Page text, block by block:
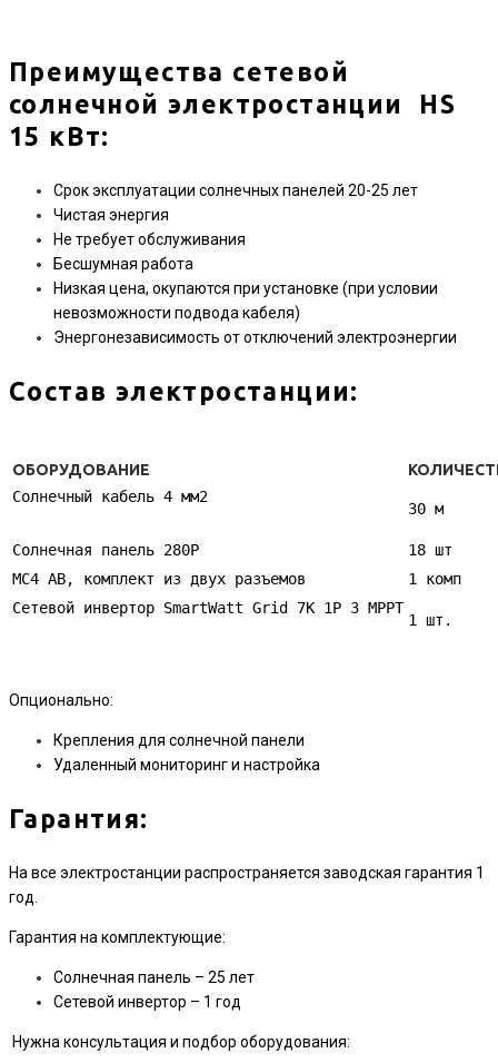
Преимущества сетевой
солнечной электростанции HS
15 кВт:
Срок эксплуатации солнечных панелей 20-25 лет
Чистая энергия
Не требует обслуживания
Бесшумная работа
Низкая цена, окупаются при установке (при условии
невозможности подвода кабеля)
Энергонезависимость от отключений электроэнергии
Состав электростанции:
ОБОРУДОВАНИЕ
Солнечный кабель 4 мм2
30 м
Солнечная панель 280P
18 шт
MC4 AB, комплект из двух разъемов
1 комп
Сетевой инвертор SmartWatt Grid 7K 1P 3 MPPT
1 шт.
Опционально:
Крепления для солнечной панели
Удаленный мониторинг и настройка
Гарантия:
На все электростанции распространяется заводская гарантия 1
год.
Гарантия на комплектующие:
Солнечная панель – 25 лет
Сетевой инвертор – 1 год
Нужна консультация и подбор оборудования: